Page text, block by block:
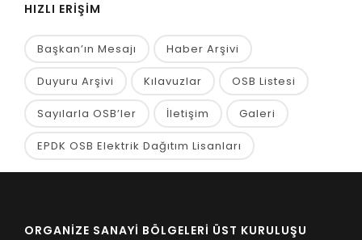
HIZLI ERİŞİM
Başkan’ın Mesajı Haber Arşivi
Duyuru Arşivi Kılavuzlar OSB Listesi
Sayılarla OSB’ler İletişim Galeri
EPDK OSB Elektrik Dağıtım Lisanları
ORGANİZE SANAYİ BÖLGELERİ ÜST KURULUŞU